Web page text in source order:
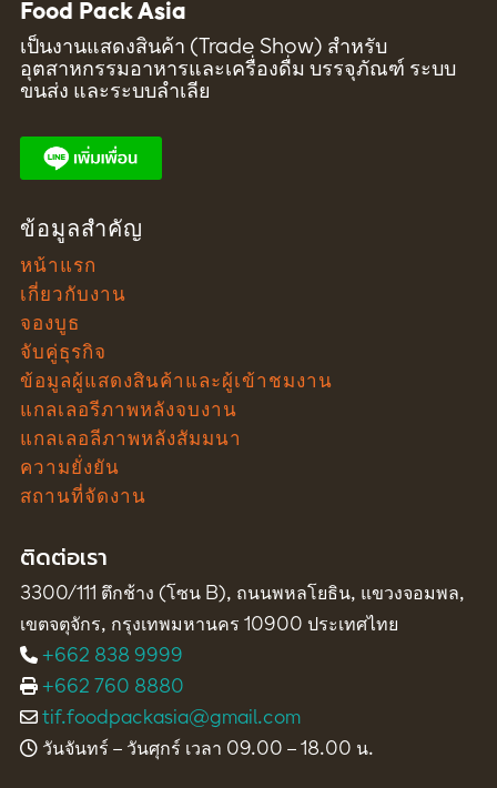
Food Pack Asia
เป็นงานแสดงสินค้า (Trade Show) สำหรับ
อุตสาหกรรมอาหารและเครื่องดื่ม บรรจุภัณฑ์ ระบบ
ขนส่ง และระบบลำเลีย
ข้อมูลสำคัญ
หน้าแรก
เกี่ยวกับงาน
จองบูธ
จับคู่ธุรกิจ
ข้อมูลผู้แสดงสินค้าและผู้เข้าชมงาน
แกลเลอรีภาพหลังจบงาน
แกลเลอลีภาพหลังสัมมนา
ความยั่งยัน
สถานที่จัดงาน
ติดต่อเรา
3300/111 ตึกช้าง (โซน B), ถนนพหลโยธิน, แขวงจอมพล,
เขตจตุจักร, กรุงเทพมหานคร 10900 ประเทศไทย
+662 838 9999
+662 760 8880
tif.foodpackasia@gmail.com
วันจันทร์ – วันศุกร์ เวลา 09.00 – 18.00 น.